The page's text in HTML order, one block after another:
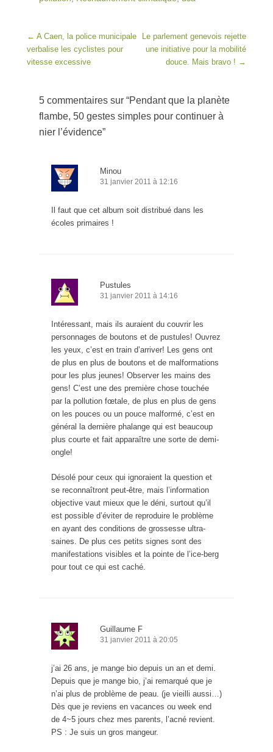
Post navigation
← A Caen, la police municipale
verbalise les cyclistes pour
vitesse excessive
Le parlement genevois rejette
une initiative pour la mobilité
douce. Mais bravo ! →
5 commentaires sur “Pendant que la planète
flambe, 50 gestes simples pour continuer à
nier l’évidence”
Minou
31 janvier 2011 à 12:16
Il faut que cet album soit distribué dans les
écoles primaires !
Pustules
31 janvier 2011 à 14:16
Intéressant, mais ils auraient du couvrir les
personnages de boutons et de pustules! Ouvrez
les yeux, c’est en train d’arriver! Les gens ont
de plus en plus de boutons et de malformations
pour les plus jeunes! Observer les mains des
gens! C’est une des première chose touchée
par la pollution fœtale, de plus en plus de gens
on les pouces ou un pouce malformé, c’est en
général la dernière phalange qui est beaucoup
plus courte et fait apparaître une sorte de demi-
ongle!
Désolé pour ceux qui ignoraient la question et
se reconnaîtront peut-être, mais l’information
objective vaut mieux que le déni, surtout qu’il
est possible d’éviter de reproduire le problème
en ayant des conditions de grossesse ultra-
saines. De plus ces petits signes sont des
manifestations visibles et la pointe de l’ice-berg
pour tout ce qui est caché.
Guillaume F
31 janvier 2011 à 20:05
j’ai 26 ans, je mange bio depuis un an et demi.
Depuis que je mange bio, j’ai remarqué que je
n’ai plus de problème de peau. (je vieilli aussi…)
Dès que je reviens en vacances ou week end
de 4~5 jours chez mes parents, l’acné revient.
PS : Je suis un gros mangeur.